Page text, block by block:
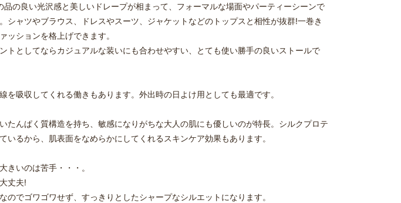
品の良い光沢感と美しいドレープが相まって、フォーマルな場面やパーティーシーンで
シャツやブラウス、ドレスやスーツ、ジャケットなどのトップスと相性が抜群!一巻き
ッションを格上げできます。
トとしてならカジュアルな装いにも合わせやすい、とても使い勝手の良いストールで
を吸収してくれる働きもあります。外出時の日よけ用としても最適です。
たんぱく質構造を持ち、敏感になりがちな大人の肌にも優しいのが特長。シルクプロテ
いるから、肌表面をなめらかにしてくれるスキンケア効果もあります。
きいのは苦手・・・。
丈夫!
のでゴワゴワせず、すっきりとしたシャープなシルエットになります。